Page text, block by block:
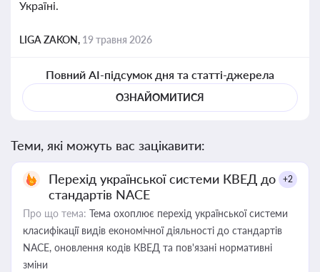
Україні.
LIGA ZAKON, 19 травня 2026
Повний AI-підсумок дня та статті-джерела
ОЗНАЙОМИТИСЯ
Теми, які можуть вас зацікавити:
Перехід української системи КВЕД до
стандартів NACE
+2
Про що тема: Тема охоплює перехід української системи
класифікації видів економічної діяльності до стандартів
NACE, оновлення кодів КВЕД та пов'язані нормативні
зміни